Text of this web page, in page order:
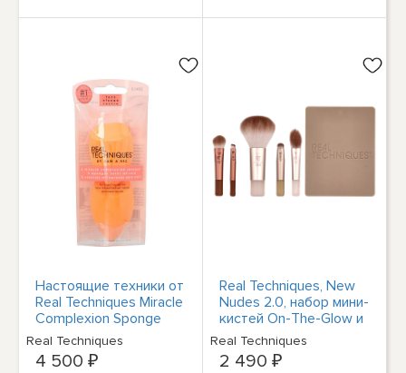
Настоящие техники от
Real Techniques Miracle
Complexion Sponge
Duo-2шт
Real Techniques
4 500 ₽
Real Techniques, New
Nudes 2.0, набор мини-
кистей On-The-Glow и
глянцевый, набор из 6
предметов
Real Techniques
2 490 ₽